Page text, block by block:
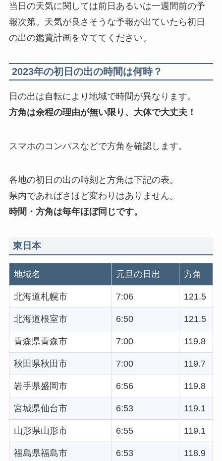
当日の天気に関しては前日あるいは一週間前の予
報次第。天気が良さそうな予報が出ていたら初日
の出の鑑賞計画を立ててください。
2023年の初日の出の時間は何時？
日の出は自転により地域で時間が異なります。
方角は余程の理由が無い限り、大体で大丈夫！
スマホのコンパスなどで方角を確認します。
各地の初日の出の時刻と方角は下記の表。
県内であればさほど変わりはありません。
時間・方角は毎年ほぼ同じです。
東日本
地域名 元旦の日出 方角
北海道札幌市 7:06 121.5
北海道根室市 6:50 121.5
青森県青森市 7:00 119.8
秋田県秋田市 7:00 119.7
岩手県盛岡市 6:56 119.8
宮城県仙台市 6:53 119.1
山形県山形市 6:55 119.1
福島県福島市 6:53 118.9